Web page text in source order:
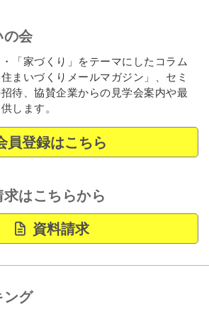
の会
「家づくり」をテーマにしたコラム
まいづくりメールマガジン」、セミ
待、協賛企業からの見学会案内や最
します。
員登録はこちら
はこちらから
資料請求
ング